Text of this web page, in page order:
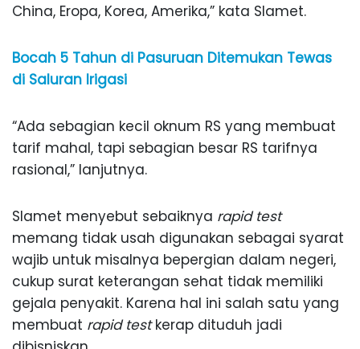
China, Eropa, Korea, Amerika,” kata Slamet.
Bocah 5 Tahun di Pasuruan Ditemukan Tewas
di Saluran Irigasi
“Ada sebagian kecil oknum RS yang membuat
tarif mahal, tapi sebagian besar RS tarifnya
rasional,” lanjutnya.
Slamet menyebut sebaiknya rapid test
memang tidak usah digunakan sebagai syarat
wajib untuk misalnya bepergian dalam negeri,
cukup surat keterangan sehat tidak memiliki
gejala penyakit. Karena hal ini salah satu yang
membuat rapid testkerap dituduh jadi